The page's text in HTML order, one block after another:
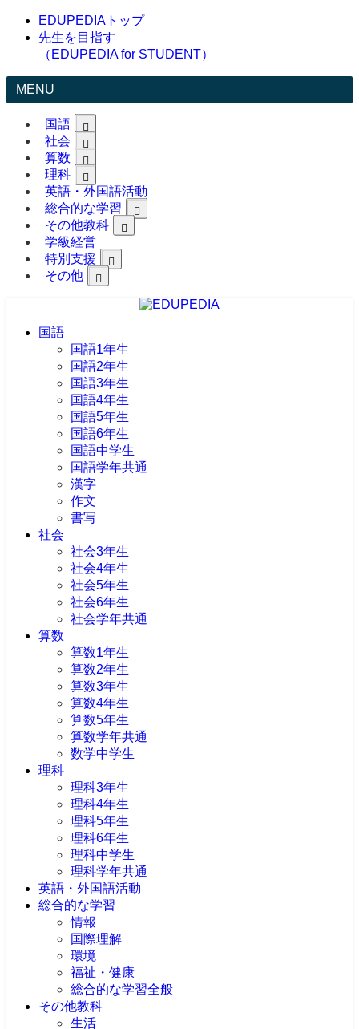
EDUPEDIAトップ
先生を目指す
（EDUPEDIA for STUDENT）
MENU
国語
社会
算数
理科
英語・外国語活動
総合的な学習
その他教科
学級経営
特別支援
その他
国語
国語1年生
国語2年生
国語3年生
国語4年生
国語5年生
国語6年生
国語中学生
国語学年共通
漢字
作文
書写
社会
社会3年生
社会4年生
社会5年生
社会6年生
社会学年共通
算数
算数1年生
算数2年生
算数3年生
算数4年生
算数5年生
算数学年共通
数学中学生
理科
理科3年生
理科4年生
理科5年生
理科6年生
理科中学生
理科学年共通
英語・外国語活動
総合的な学習
情報
国際理解
環境
福祉・健康
総合的な学習全般
その他教科
生活